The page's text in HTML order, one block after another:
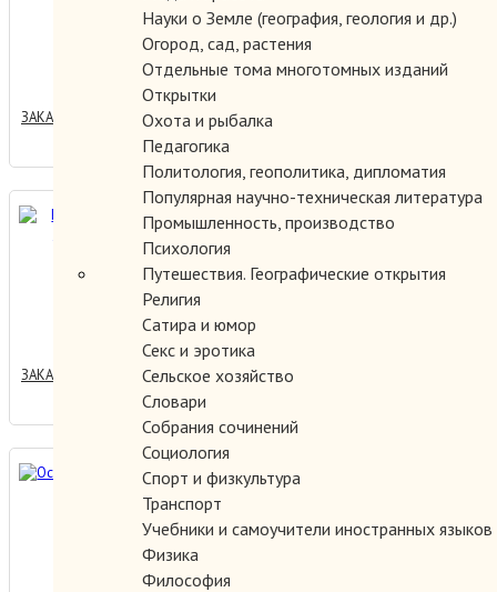
Науки о Земле (география, геология и др.)
Огород, сад, растения
Отдельные тома многотомных изданий
Открытки
Охота и рыбалка
Педагогика
Политология, геополитика, дипломатия
Популярная научно-техническая литература
Промышленность, производство
Психология
Путешествия. Географические открытия
Религия
Сатира и юмор
Секс и эротика
Сельское хозяйство
Словари
Собрания сочинений
Социология
Спорт и физкультура
Транспорт
Учебники и самоучители иностранных языков
Физика
Философия
400.00 руб.
ЗАКАЗАТЬ
Из недавнего прошлого.
5000.00 руб.
ЗАКАЗАТЬ
Остров сокровищ.
300.00 руб.